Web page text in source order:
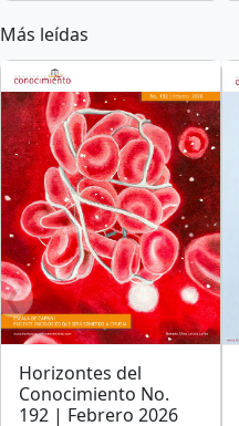
Más leídas
❮
Horizontes del
Conocimiento No.
192 | Febrero 2026